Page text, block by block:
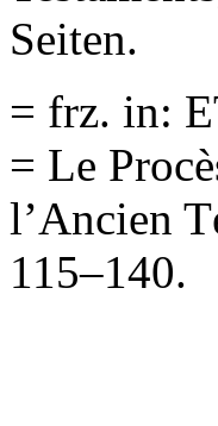
Seiten.
= frz. in:
= Le
l’Ancien
115–140.